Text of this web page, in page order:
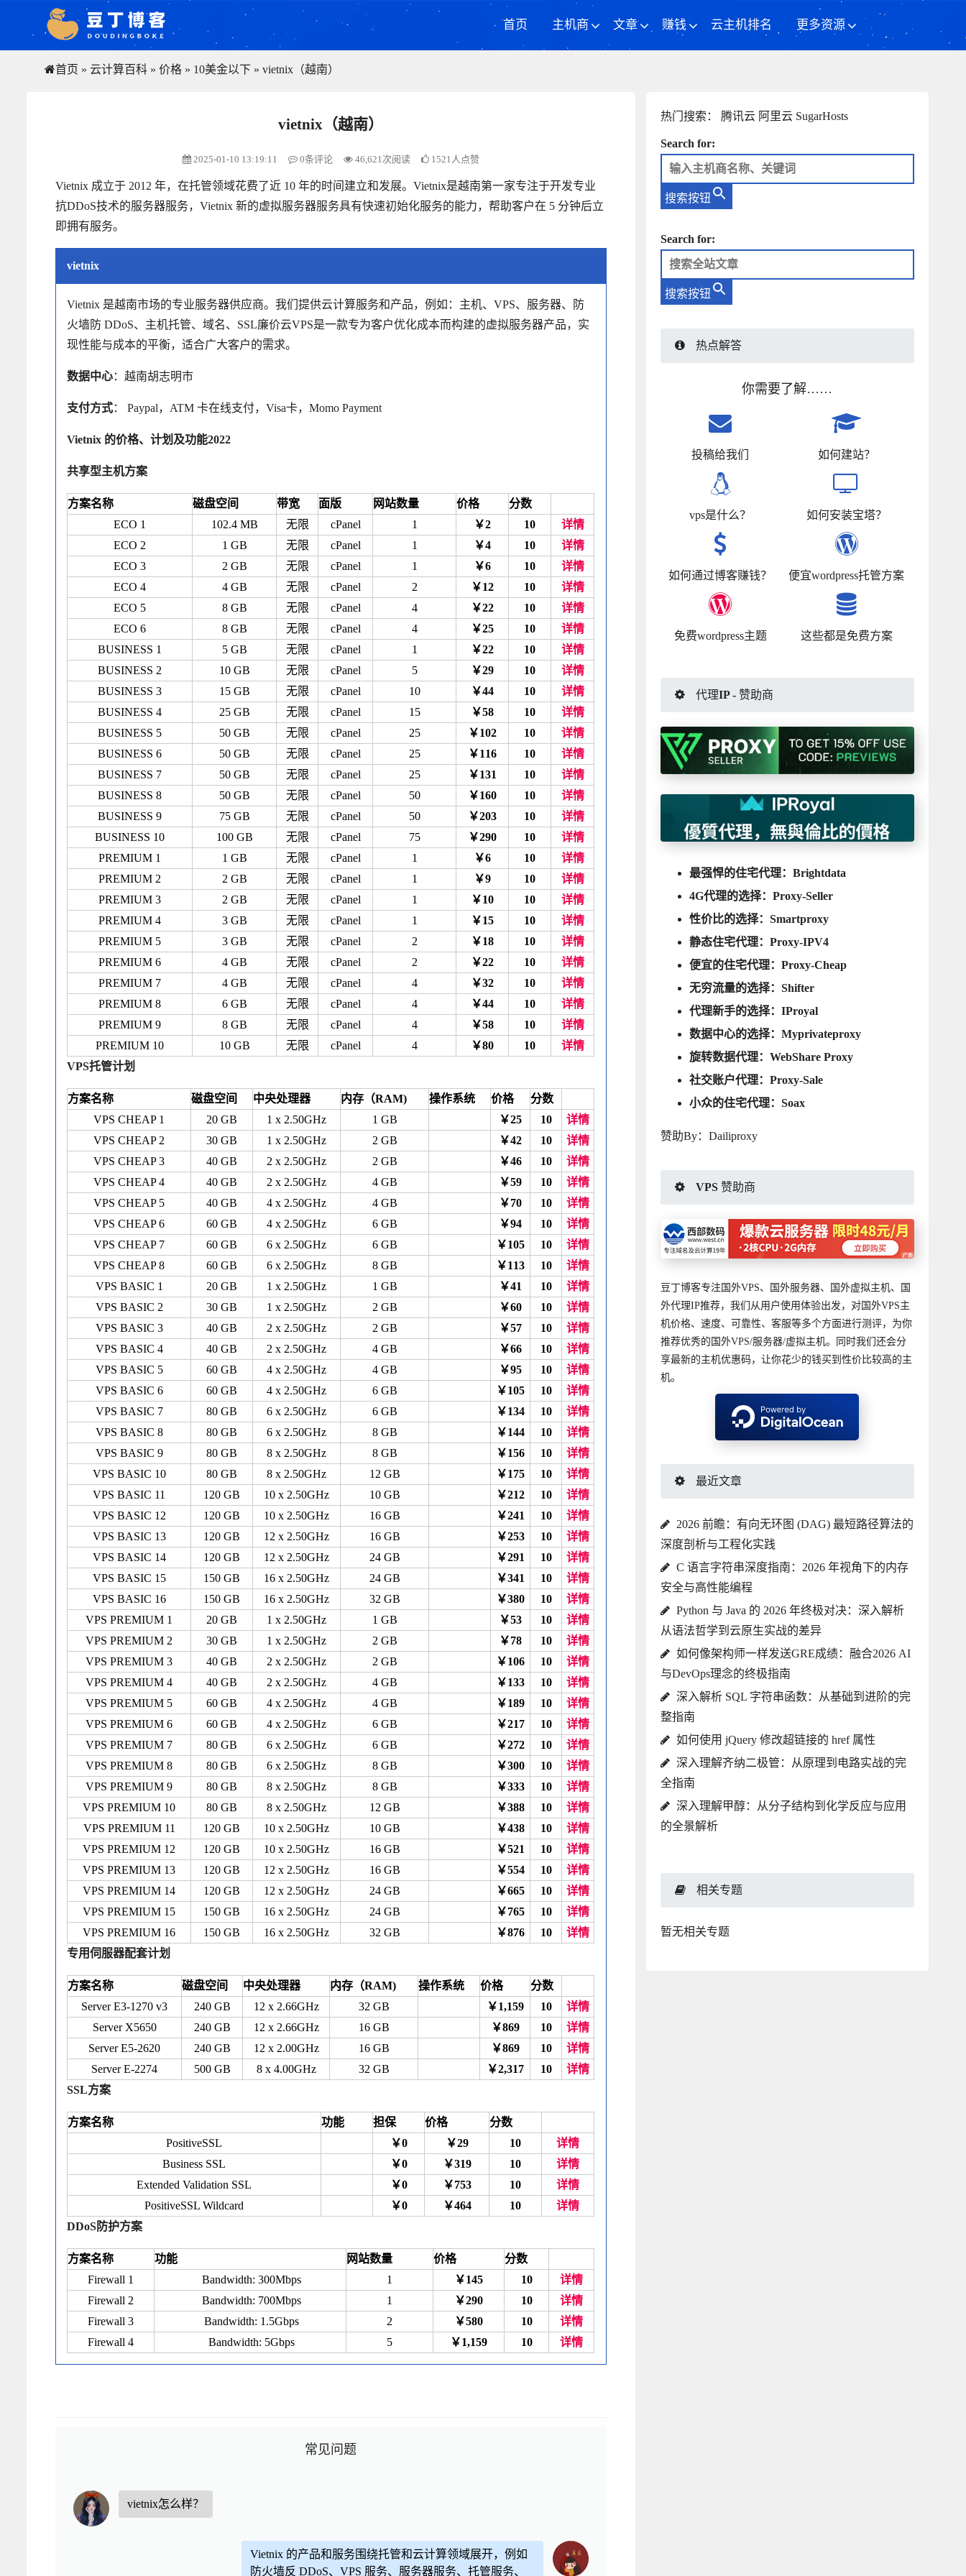
首页 主机商 文章 赚钱 云主机排名 更多资源
首页 » 云计算百科 » 价格 » 10美金以下 » vietnix（越南）
vietnix（越南）
2025-01-10 13:19:11 0条评论 46,621次阅读 1521人点赞
Vietnix 成立于 2012 年，在托管领域花费了近 10 年的时间建立和发展。Vietnix是越南第一家专注于开发专业
抗DDoS技术的服务器服务，Vietnix 新的虚拟服务器服务具有快速初始化服务的能力，帮助客户在 5 分钟后立
即拥有服务。
vietnix
Vietnix 是越南市场的专业服务器供应商。我们提供云计算服务和产品，例如：主机、VPS、服务器、防
火墙防 DDoS、主机托管、域名、SSL廉价云VPS是一款专为客户优化成本而构建的虚拟服务器产品，实
现性能与成本的平衡，适合广大客户的需求。
数据中心：越南胡志明市
支付方式： Paypal，ATM 卡在线支付，Visa卡，Momo Payment
Vietnix 的价格、计划及功能2022
共享型主机方案
方案名称 磁盘空间 带宽 面版 网站数量 价格
分数
ECO 1
102.4 MB 无限 cPanel 1 ￥2 10
详情
ECO 2
1 GB 无限 cPanel 1 ￥4 10
详情
ECO 3
2 GB 无限 cPanel 1 ￥6 10
详情
ECO 4
4 GB 无限 cPanel 2 ￥12 10
详情
ECO 5
8 GB 无限 cPanel 4 ￥22 10
详情
ECO 6
8 GB 无限 cPanel 4 ￥25 10
详情
BUSINESS 1
5 GB 无限 cPanel 1 ￥22 10
详情
BUSINESS 2
10 GB 无限 cPanel 5 ￥29 10
详情
BUSINESS 3
15 GB 无限 cPanel 10 ￥44 10
详情
BUSINESS 4
25 GB 无限 cPanel 15 ￥58 10
详情
BUSINESS 5
50 GB 无限 cPanel 25 ￥102 10
详情
BUSINESS 6
50 GB 无限 cPanel 25 ￥116 10
详情
BUSINESS 7
50 GB 无限 cPanel 25 ￥131 10
详情
BUSINESS 8
50 GB 无限 cPanel 50 ￥160 10
详情
BUSINESS 9
75 GB 无限 cPanel 50 ￥203 10
详情
BUSINESS 10
100 GB 无限 cPanel 75 ￥290 10
详情
PREMIUM 1
1 GB 无限 cPanel 1 ￥6 10
详情
PREMIUM 2
2 GB 无限 cPanel 1 ￥9 10
详情
PREMIUM 3
2 GB 无限 cPanel 1 ￥10 10
详情
PREMIUM 4
3 GB 无限 cPanel 1 ￥15 10
详情
PREMIUM 5
3 GB 无限 cPanel 2 ￥18 10
详情
PREMIUM 6
4 GB 无限 cPanel 2 ￥22 10
详情
PREMIUM 7
4 GB 无限 cPanel 4 ￥32 10
详情
PREMIUM 8
6 GB 无限 cPanel 4 ￥44 10
详情
PREMIUM 9
8 GB 无限 cPanel 4 ￥58 10
详情
PREMIUM 10
10 GB 无限 cPanel 4 ￥80 10
详情
VPS托管计划
方案名称 磁盘空间 中央处理器 内存（RAM) 操作系统 价格
分数
VPS CHEAP 1
20 GB 1 x 2.50GHz 1 GB ￥25 10
详情
VPS CHEAP 2
30 GB 1 x 2.50GHz 2 GB ￥42 10
详情
VPS CHEAP 3
40 GB 2 x 2.50GHz 2 GB ￥46 10
详情
VPS CHEAP 4
40 GB 2 x 2.50GHz 4 GB ￥59 10
详情
VPS CHEAP 5
40 GB 4 x 2.50GHz 4 GB ￥70 10
详情
VPS CHEAP 6
60 GB 4 x 2.50GHz 6 GB ￥94 10
详情
VPS CHEAP 7
60 GB 6 x 2.50GHz 6 GB ￥105 10
详情
VPS CHEAP 8
60 GB 6 x 2.50GHz 8 GB ￥113 10
详情
VPS BASIC 1
20 GB 1 x 2.50GHz 1 GB ￥41 10
详情
VPS BASIC 2
30 GB 1 x 2.50GHz 2 GB ￥60 10
详情
VPS BASIC 3
40 GB 2 x 2.50GHz 2 GB ￥57 10
详情
VPS BASIC 4
40 GB 2 x 2.50GHz 4 GB ￥66 10
详情
VPS BASIC 5
60 GB 4 x 2.50GHz 4 GB ￥95 10
详情
VPS BASIC 6
60 GB 4 x 2.50GHz 6 GB ￥105 10
详情
VPS BASIC 7
80 GB 6 x 2.50GHz 6 GB ￥134 10
详情
VPS BASIC 8
80 GB 6 x 2.50GHz 8 GB ￥144 10
详情
VPS BASIC 9
80 GB 8 x 2.50GHz 8 GB ￥156 10
详情
VPS BASIC 10
80 GB 8 x 2.50GHz 12 GB ￥175 10
详情
VPS BASIC 11
120 GB 10 x 2.50GHz 10 GB ￥212 10
详情
VPS BASIC 12
120 GB 10 x 2.50GHz 16 GB ￥241 10
详情
VPS BASIC 13
120 GB 12 x 2.50GHz 16 GB ￥253 10
详情
VPS BASIC 14
120 GB 12 x 2.50GHz 24 GB ￥291 10
详情
VPS BASIC 15
150 GB 16 x 2.50GHz 24 GB ￥341 10
详情
VPS BASIC 16
150 GB 16 x 2.50GHz 32 GB ￥380 10
详情
VPS PREMIUM 1
20 GB 1 x 2.50GHz 1 GB ￥53 10
详情
VPS PREMIUM 2
30 GB 1 x 2.50GHz 2 GB ￥78 10
详情
VPS PREMIUM 3
40 GB 2 x 2.50GHz 2 GB ￥106 10
详情
VPS PREMIUM 4
40 GB 2 x 2.50GHz 4 GB ￥133 10
详情
VPS PREMIUM 5
60 GB 4 x 2.50GHz 4 GB ￥189 10
详情
VPS PREMIUM 6
60 GB 4 x 2.50GHz 6 GB ￥217 10
详情
VPS PREMIUM 7
80 GB 6 x 2.50GHz 6 GB ￥272 10
详情
VPS PREMIUM 8
80 GB 6 x 2.50GHz 8 GB ￥300 10
详情
VPS PREMIUM 9
80 GB 8 x 2.50GHz 8 GB ￥333 10
详情
VPS PREMIUM 10
80 GB 8 x 2.50GHz 12 GB ￥388 10
详情
VPS PREMIUM 11
120 GB 10 x 2.50GHz 10 GB ￥438 10
详情
VPS PREMIUM 12
120 GB 10 x 2.50GHz 16 GB ￥521 10
详情
VPS PREMIUM 13
120 GB 12 x 2.50GHz 16 GB ￥554 10
详情
VPS PREMIUM 14
120 GB 12 x 2.50GHz 24 GB ￥665 10
详情
VPS PREMIUM 15
150 GB 16 x 2.50GHz 24 GB ￥765 10
详情
VPS PREMIUM 16
150 GB 16 x 2.50GHz 32 GB ￥876 10
详情
专用伺服器配套计划
方案名称 磁盘空间 中央处理器 内存（RAM) 操作系统 价格
分数
Server E3-1270 v3
240 GB 12 x 2.66GHz 32 GB ￥1,159 10
详情
Server X5650
240 GB 12 x 2.66GHz 16 GB ￥869 10
详情
Server E5-2620
240 GB 12 x 2.00GHz 16 GB ￥869 10
详情
Server E-2274
500 GB 8 x 4.00GHz 32 GB ￥2,317 10
详情
SSL方案
方案名称 功能 担保 价格
分数
PositiveSSL
￥0 ￥29 10
详情
Business SSL
￥0 ￥319 10
详情
Extended Validation SSL
￥0 ￥753 10
详情
PositiveSSL Wildcard
￥0 ￥464 10
详情
DDoS防护方案
方案名称 功能 网站数量 价格
分数
Firewall 1
Bandwidth: 300Mbps 1 ￥145 10
详情
Firewall 2
Bandwidth: 700Mbps 1 ￥290 10
详情
Firewall 3
Bandwidth: 1.5Gbps 2 ￥580 10
详情
Firewall 4
Bandwidth: 5Gbps 5 ￥1,159 10 详情
常见问题
vietnix怎么样？
Vietnix 的产品和服务围绕托管和云计算领域展开，例如
防火墙反 DDoS、VPS 服务、服务器服务、托管服务、
热门搜索： 腾讯云 阿里云 SugarHosts
Search for:
搜索按钮
Search for:
搜索按钮
热点解答
你需要了解……
投稿给我们 如何建站？
vps是什么？ 如何安装宝塔？
如何通过博客赚钱？ 便宜wordpress托管方案
免费wordpress主题 这些都是免费方案
代理IP - 赞助商
最强悍的住宅代理： Brightdata
4G代理的选择： Proxy-Seller
性价比的选择： Smartproxy
静态住宅代理： Proxy-IPV4
便宜的住宅代理： Proxy-Cheap
无穷流量的选择： Shifter
代理新手的选择： IProyal
数据中心的选择： Myprivateproxy
旋转数据代理： WebShare Proxy
社交账户代理： Proxy-Sale
小众的住宅代理： Soax
赞助By： Dailiproxy
VPS 赞助商
豆丁博客专注国外VPS、国外服务器、国外虚拟主机、国
外代理IP推荐，我们从用户使用体验出发，对国外VPS主
机价格、速度、可靠性、客服等多个方面进行测评，为你
推荐优秀的国外VPS/服务器/虚拟主机。同时我们还会分
享最新的主机优惠码，让你花少的钱买到性价比较高的主
机。
最近文章
2026 前瞻：有向无环图 (DAG) 最短路径算法的
深度剖析与工程化实践
C 语言字符串深度指南：2026 年视角下的内存
安全与高性能编程
Python 与 Java 的 2026 年终极对决：深入解析
从语法哲学到云原生实战的差异
如何像架构师一样发送GRE成绩：融合2026 AI
与DevOps理念的终极指南
深入解析 SQL 字符串函数：从基础到进阶的完
整指南
如何使用 jQuery 修改超链接的 href 属性
深入理解齐纳二极管：从原理到电路实战的完
全指南
深入理解甲醇：从分子结构到化学反应与应用
的全景解析
相关专题
暂无相关专题